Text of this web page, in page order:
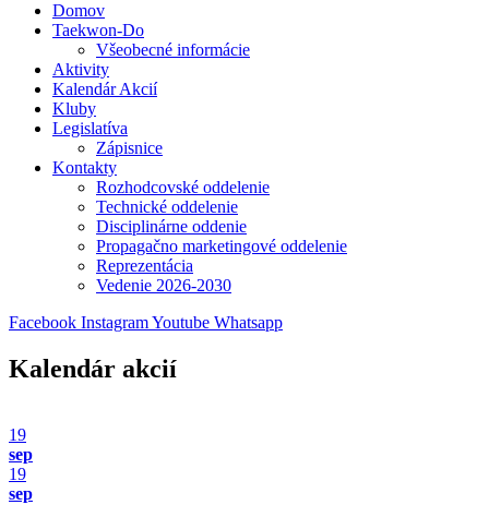
Domov
Taekwon-Do
Všeobecné informácie
Aktivity
Kalendár Akcií
Kluby
Legislatíva
Zápisnice
Kontakty
Rozhodcovské oddelenie
Technické oddelenie
Disciplinárne oddenie
Propagačno marketingové oddelenie
Reprezentácia
Vedenie 2026-2030
Facebook InstagramYoutube Whatsapp
Kalendár akcií
19
sep
19
sep